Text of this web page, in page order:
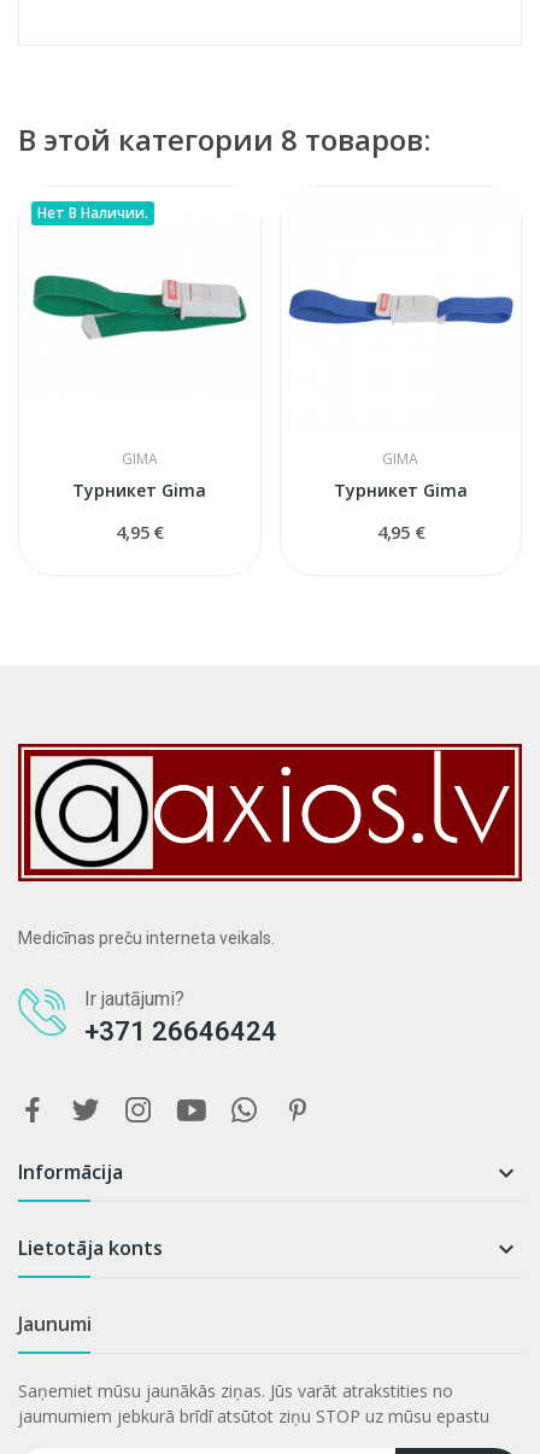
В этой категории 8 товаров:
Нет В Наличии.
GIMA
Турникет Gima
4,95 €
GIMA
Турникет Gima
4,95 €
Medicīnas preču interneta veikals.
Ir jautājumi?
+371 26646424
Informācija 
Lietotāja konts 
Jaunumi
Saņemiet mūsu jaunākās ziņas. Jūs varāt atrakstities no
jaumumiem jebkurā brīdī atsūtot ziņu STOP uz mūsu epastu